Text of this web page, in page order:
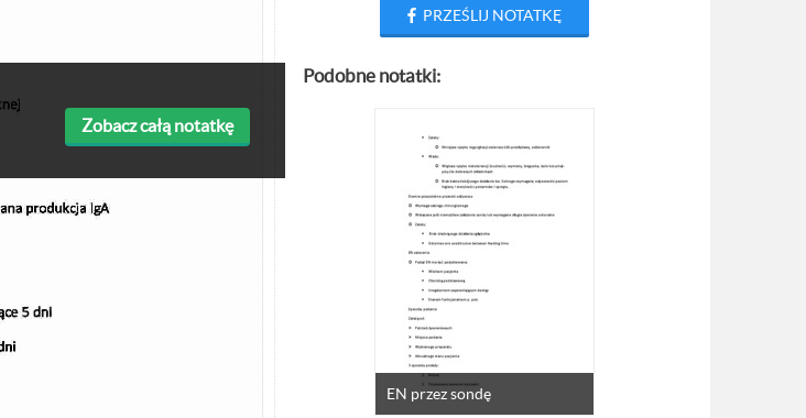
Zobacz całą notatkę
PRZEŚLIJ NOTATKĘ
Podobne notatki:
EN przez sondę